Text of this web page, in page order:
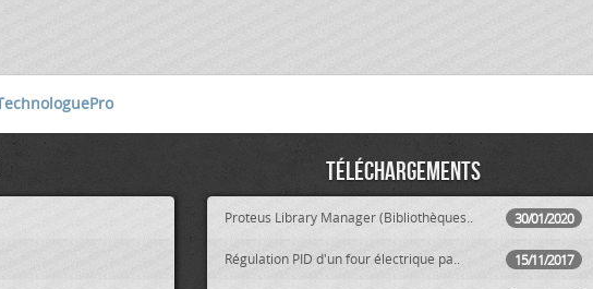
Téléchargements
30/01/2020
Proteus Library Manager (Bibliothèques..
15/11/2017
Régulation PID d'un four électrique pa..